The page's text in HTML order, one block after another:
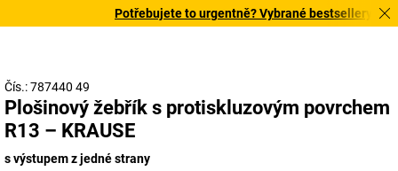
Potřebujete to urgentně? Vybrané bestsellery
Čís.: 787440 49
Plošinový žebřík s protiskluzovým povrchem
R13 – KRAUSE
s výstupem z jedné strany